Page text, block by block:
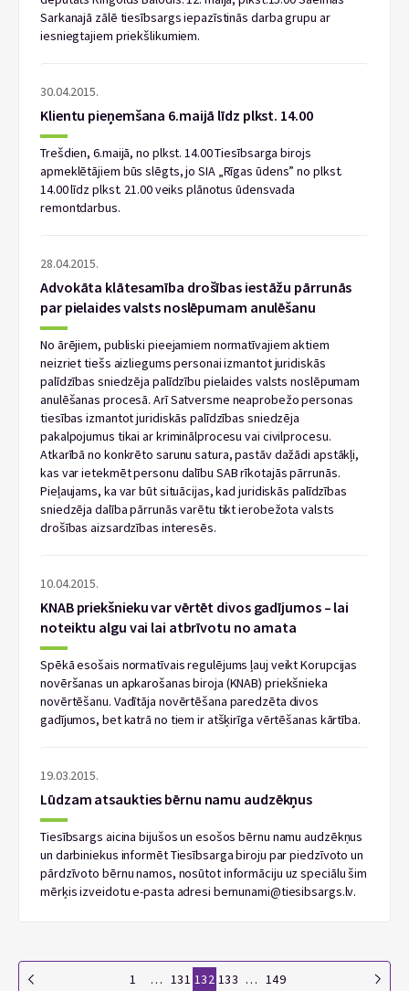
Sarkanajā zālē tiesībsargs iepazīstinās darba grupu ar
iesniegtajiem priekšlikumiem.
30.04.2015.
Klientu pieņemšana 6.maijā līdz plkst. 14.00
Trešdien, 6.maijā, no plkst. 14.00 Tiesībsarga birojs
apmeklētājiem būs slēgts, jo SIA „Rīgas ūdens” no plkst.
14.00 līdz plkst. 21.00 veiks plānotus ūdensvada
remontdarbus.
28.04.2015.
Advokāta klātesamība drošības iestāžu pārrunās
par pielaides valsts noslēpumam anulēšanu
No ārējiem, publiski pieejamiem normatīvajiem aktiem
neizriet tiešs aizliegums personai izmantot juridiskās
palīdzības sniedzēja palīdzību pielaides valsts noslēpumam
anulēšanas procesā. Arī Satversme neaprobežo personas
tiesības izmantot juridiskās palīdzības sniedzēja
pakalpojumus tikai ar kriminālprocesu vai civilprocesu.
Atkarībā no konkrēto sarunu satura, pastāv dažādi apstākļi,
kas var ietekmēt personu dalību SAB rīkotajās pārrunās.
Pieļaujams, ka var būt situācijas, kad juridiskās palīdzības
sniedzēja dalība pārrunās varētu tikt ierobežota valsts
drošības aizsardzības interesēs.
10.04.2015.
KNAB priekšnieku var vērtēt divos gadījumos – lai
noteiktu algu vai lai atbrīvotu no amata
Spēkā esošais normatīvais regulējums ļauj veikt Korupcijas
novēršanas un apkarošanas biroja (KNAB) priekšnieka
novērtēšanu. Vadītāja novērtēšana paredzēta divos
gadījumos, bet katrā no tiem ir atšķirīga vērtēšanas kārtība.
19.03.2015.
Lūdzam atsaukties bērnu namu audzēkņus
Tiesībsargs aicina bijušos un esošos bērnu namu audzēkņus
un darbiniekus informēt Tiesībsarga biroju par piedzīvoto un
pārdzīvoto bērnu namos, nosūtot informāciju uz speciālu šim
mērķis izveidotu e-pasta adresi bernunami@tiesibsargs.lv.
1 … 131 132 133 … 149